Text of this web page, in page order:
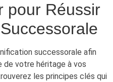
pour Réussir
successorale afin
de votre héritage à vos
les principes clés qui